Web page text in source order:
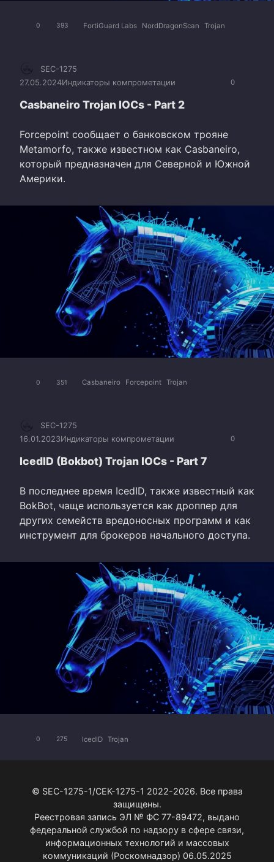
0 393 FortiGuard Labs NordDragonScan Trojan
0
SEC-1275
27.05.2024Индикаторы компрометации
Casbaneiro Trojan IOCs - Part 2
Forcepoint сообщает о банковском трояне
Metamorfo, также известном как Casbaneiro,
который предназначен для Северной и Южной
Америки.
0 351 Casbaneiro Forcepoint Trojan
0
SEC-1275
16.01.2023Индикаторы компрометации
IcedID (Bokbot) Trojan IOCs - Part 7
В последнее время IcedID, также известный как
BokBot, чаще используется как дроппер для
других семейств вредоносных программ и как
инструмент для брокеров начального доступа.
0 275 IcedID Trojan
© SEC-1275-1/СЕК-1275-1 2022-2026. Все права
защищены.
Реестровая запись ЭЛ № ФС 77-89472, выдано
федеральной службой по надзору в сфере связи,
информационных технологий и массовых
коммуникаций (Роскомнадзор) 06.05.2025